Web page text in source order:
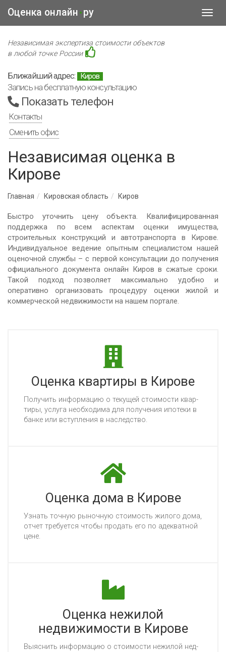
Оценка онлайн • ру
Независимая экспертиза стоимости объектов
в любой точке России
Ближайший адрес: Киров
Запись на бесплатную консультацию
Показать телефон
Контакты
Сменить офис
Независимая оценка в
Кирове
Главная Кировская область Киров
Быстро уточнить цену объекта. Квалифицированная
поддержка по всем аспектам оценки имущества,
строительных конструкций и автотранспорта в Кирове.
Индивидуальное ведение опытным специалистом нашей
оценочной службы – с первой консультации до получения
официального документа онлайн Киров в сжатые сроки.
Такой подход позволяет максимально удобно и
оперативно организовать процедуру оценки жилой и
коммерческой недвижимости на нашем портале.
Оценка квартиры в Кирове
По­лу­чить ин­фор­ма­цию о те­ку­щей сто­имос­ти квар­
ти­ры, ус­лу­га не­об­хо­ди­ма для по­лу­че­ния ипо­те­ки в
бан­ке или вступ­ле­ния в нас­ледс­тво.
Оценка дома в Кирове
Уз­нать точ­ную ры­ноч­ную сто­имость жи­ло­го до­ма,
от­чет тре­бу­ет­ся что­бы про­дать его по адек­ват­ной
це­не.
Оценка нежилой
недвижимости в Кирове
Вы­яс­нить ин­фор­ма­цию о сто­имос­ти не­жи­лой нед­